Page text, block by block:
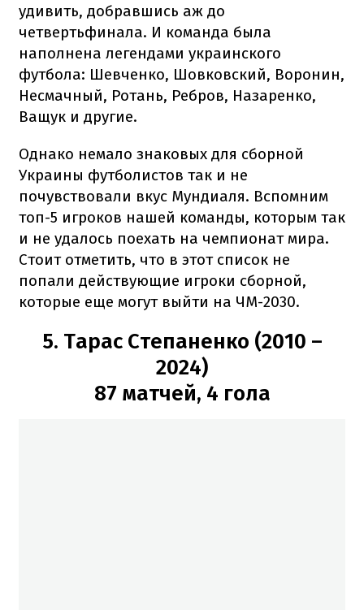
удивить, добравшись аж до
четвертьфинала. И команда была
наполнена легендами украинского
футбола: Шевченко, Шовковский, Воронин,
Несмачный, Ротань, Ребров, Назаренко,
Ващук и другие.
Однако немало знаковых для сборной
Украины футболистов так и не
почувствовали вкус Мундиаля. Вспомним
топ-5 игроков нашей команды, которым так
и не удалось поехать на чемпионат мира.
Стоит отметить, что в этот список не
попали действующие игроки сборной,
которые еще могут выйти на ЧМ-2030.
5. Тарас Степаненко (2010 –
2024)
87 матчей, 4 гола